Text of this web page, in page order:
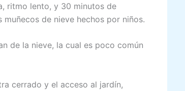
ritmo lento, y 30 minutos de
de nieve hechos por niños.
de la nieve, la cual es poco común
cerrado y el acceso al jardín,